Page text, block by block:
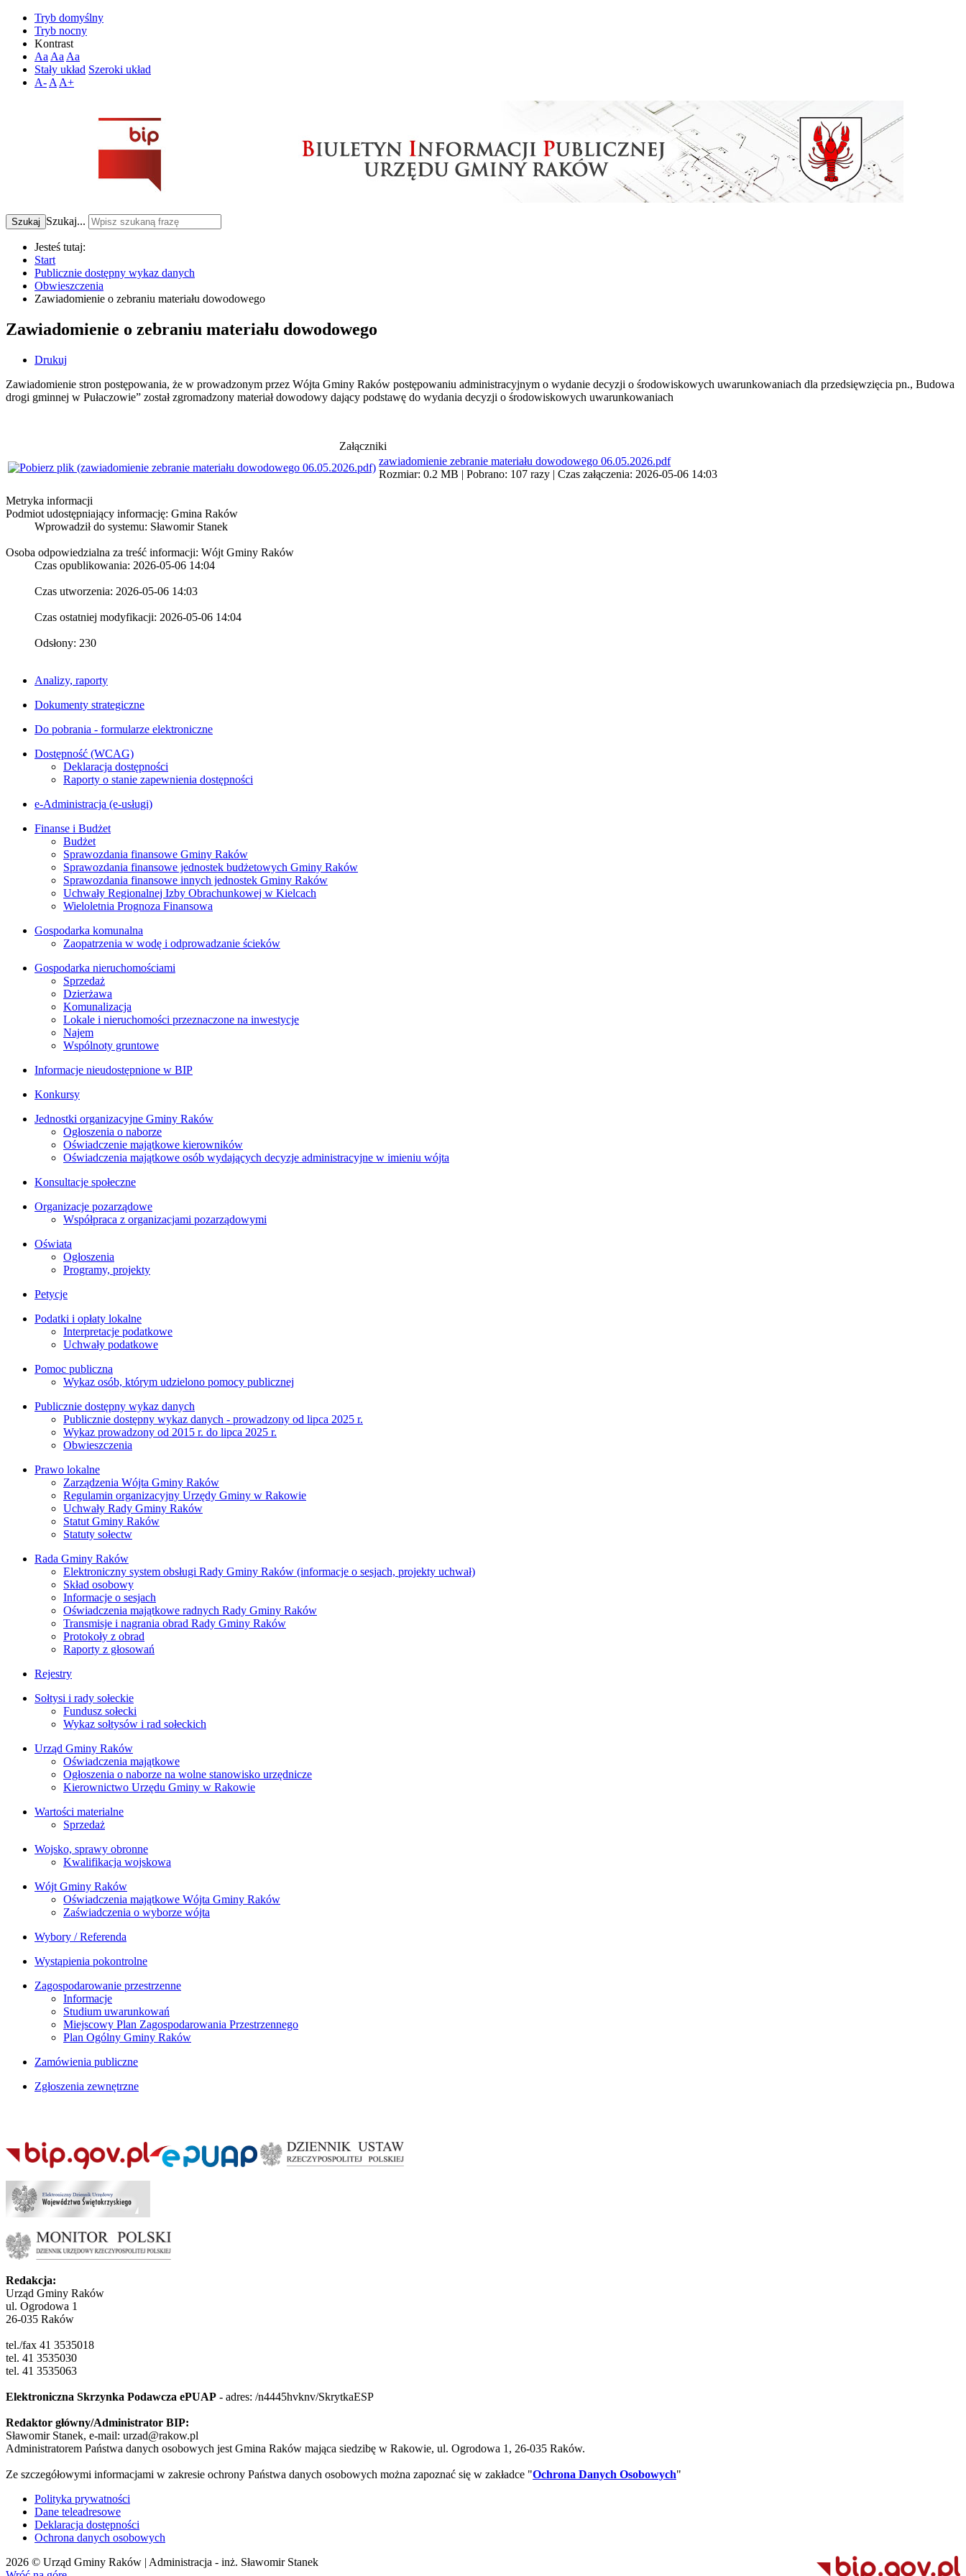
Tryb domyślny
Tryb nocny
Kontrast
Aa Aa Aa
Stały układ Szeroki układ
A- A A+
Szukaj Szukaj...
Jesteś tutaj:
Start
Publicznie dostępny wykaz danych
Obwieszczenia
Zawiadomienie o zebraniu materiału dowodowego
Zawiadomienie o zebraniu materiału dowodowego
Drukuj
Zawiadomienie stron postępowania, że w prowadzonym przez Wójta Gminy Raków postępowaniu administracyjnym o wydanie decyzji o środowiskowych uwarunkowaniach dla przedsięwzięcia pn., Budowa
drogi gminnej w Pułaczowie” został zgromadzony materiał dowodowy dający podstawę do wydania decyzji o środowiskowych uwarunkowaniach
Załączniki
zawiadomienie zebranie materiału dowodowego 06.05.2026.pdf
Rozmiar: 0.2 MB | Pobrano: 107 razy | Czas załączenia: 2026-05-06 14:03
Metryka informacji
Podmiot udostępniający informację: Gmina Raków
Wprowadził do systemu: Sławomir Stanek
Osoba odpowiedzialna za treść informacji: Wójt Gminy Raków
Czas opublikowania: 2026-05-06 14:04
Czas utworzenia: 2026-05-06 14:03
Czas ostatniej modyfikacji: 2026-05-06 14:04
Odsłony: 230
Analizy, raporty
Dokumenty strategiczne
Do pobrania - formularze elektroniczne
Dostępność (WCAG)
Deklaracja dostępności
Raporty o stanie zapewnienia dostępności
e-Administracja (e-usługi)
Finanse i Budżet
Budżet
Sprawozdania finansowe Gminy Raków
Sprawozdania finansowe jednostek budżetowych Gminy Raków
Sprawozdania finansowe innych jednostek Gminy Raków
Uchwały Regionalnej Izby Obrachunkowej w Kielcach
Wieloletnia Prognoza Finansowa
Gospodarka komunalna
Zaopatrzenia w wodę i odprowadzanie ścieków
Gospodarka nieruchomościami
Sprzedaż
Dzierżawa
Komunalizacja
Lokale i nieruchomości przeznaczone na inwestycje
Najem
Wspólnoty gruntowe
Informacje nieudostępnione w BIP
Konkursy
Jednostki organizacyjne Gminy Raków
Ogłoszenia o naborze
Oświadczenie majątkowe kierowników
Oświadczenia majątkowe osób wydających decyzje administracyjne w imieniu wójta
Konsultacje społeczne
Organizacje pozarządowe
Współpraca z organizacjami pozarządowymi
Oświata
Ogłoszenia
Programy, projekty
Petycje
Podatki i opłaty lokalne
Interpretacje podatkowe
Uchwały podatkowe
Pomoc publiczna
Wykaz osób, którym udzielono pomocy publicznej
Publicznie dostępny wykaz danych
Publicznie dostępny wykaz danych - prowadzony od lipca 2025 r.
Wykaz prowadzony od 2015 r. do lipca 2025 r.
Obwieszczenia
Prawo lokalne
Zarządzenia Wójta Gminy Raków
Regulamin organizacyjny Urzędy Gminy w Rakowie
Uchwały Rady Gminy Raków
Statut Gminy Raków
Statuty sołectw
Rada Gminy Raków
Elektroniczny system obsługi Rady Gminy Raków (informacje o sesjach, projekty uchwał)
Skład osobowy
Informacje o sesjach
Oświadczenia majątkowe radnych Rady Gminy Raków
Transmisje i nagrania obrad Rady Gminy Raków
Protokoły z obrad
Raporty z głosowań
Rejestry
Sołtysi i rady sołeckie
Fundusz sołecki
Wykaz sołtysów i rad sołeckich
Urząd Gminy Raków
Oświadczenia majątkowe
Ogłoszenia o naborze na wolne stanowisko urzędnicze
Kierownictwo Urzędu Gminy w Rakowie
Wartości materialne
Sprzedaż
Wojsko, sprawy obronne
Kwalifikacja wojskowa
Wójt Gminy Raków
Oświadczenia majątkowe Wójta Gminy Raków
Zaświadczenia o wyborze wójta
Wybory / Referenda
Wystąpienia pokontrolne
Zagospodarowanie przestrzenne
Informacje
Studium uwarunkowań
Miejscowy Plan Zagospodarowania Przestrzennego
Plan Ogólny Gminy Raków
Zamówienia publiczne
Zgłoszenia zewnętrzne
Redakcja:
Urząd Gminy Raków
ul. Ogrodowa 1
26-035 Raków
tel./fax 41 3535018
tel. 41 3535030
tel. 41 3535063
Elektroniczna Skrzynka Podawcza ePUAP - adres: /n4445hvknv/SkrytkaESP
Redaktor główny/Administrator BIP:
Sławomir Stanek, e-mail: urzad@rakow.pl
Administratorem Państwa danych osobowych jest Gmina Raków mająca siedzibę w Rakowie, ul. Ogrodowa 1, 26-035 Raków.
Ze szczegółowymi informacjami w zakresie ochrony Państwa danych osobowych można zapoznać się w zakładce "Ochrona Danych Osobowych"
Polityka prywatności
Dane teleadresowe
Deklaracja dostępności
Ochrona danych osobowych
2026 © Urząd Gminy Raków | Administracja - inż. Sławomir Stanek